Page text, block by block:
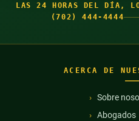
LAS 24 HORAS DEL DÍA,
(702) 444-4444
ACERCA DE
Sobre
Abogados